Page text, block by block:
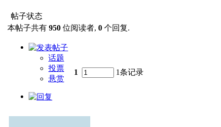
帖子状态
本帖子共有 950 位阅读者, 0 个回复.
话题
投票
悬赏
1 1条记录